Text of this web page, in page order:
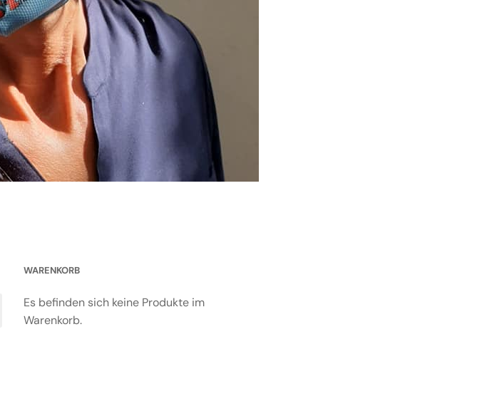
WARENKORB
Es befinden sich keine Produkte im
Warenkorb.